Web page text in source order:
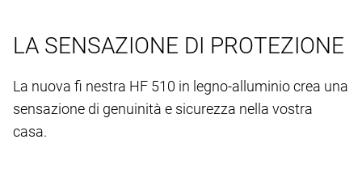
LA SENSAZIONE DI PROTEZIONE
La nuova fi nestra HF 510 in legno-alluminio crea una
sensazione di genuinità e sicurezza nella vostra
casa.